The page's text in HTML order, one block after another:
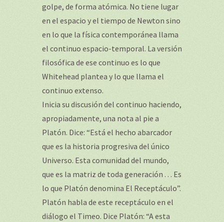
golpe, de forma atómica. No tiene lugar
en el espacio y el tiempo de Newton sino
en lo que la física contemporánea llama
el continuo espacio-temporal. La versión
filosófica de ese continuo es lo que
Whitehead plantea y lo que llama el
continuo extenso.
Inicia su discusión del continuo haciendo,
apropiadamente, una nota al pie a
Platón. Dice: “Está el hecho abarcador
que es la historia progresiva del único
Universo. Esta comunidad del mundo,
que es la matriz de toda generación . . . Es
lo que Platón denomina El Receptáculo”.
Platón habla de este receptáculo en el
diálogo el Timeo. Dice Platón: “A esta